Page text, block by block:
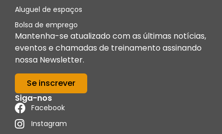
Aluguel de espaços
Bolsa de emprego
Mantenha-se atualizado com as últimas notícias,
eventos e chamadas de treinamento assinando
nossa Newsletter.
Se inscrever
Siga-nos
Facebook
Instagram